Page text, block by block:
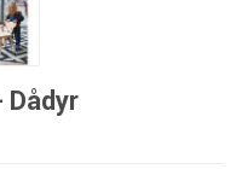
Dådyr